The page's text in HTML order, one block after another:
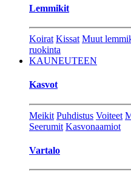
Lemmikit
Koirat Kissat Muut
ruokinta
KAUNEUTEEN
Kasvot
Meikit Puhdistus Voiteet
Seerumit Kasvonaamiot
Vartalo